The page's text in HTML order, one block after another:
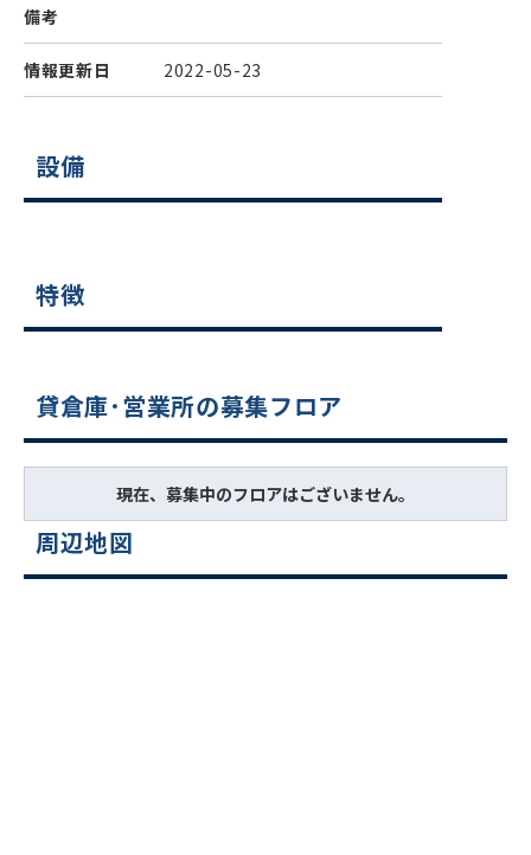
備考
情報更新日 2022-05-23
設備
特徴
貸倉庫･営業所の募集フロア
現在、募集中のフロアはございません。
周辺地図